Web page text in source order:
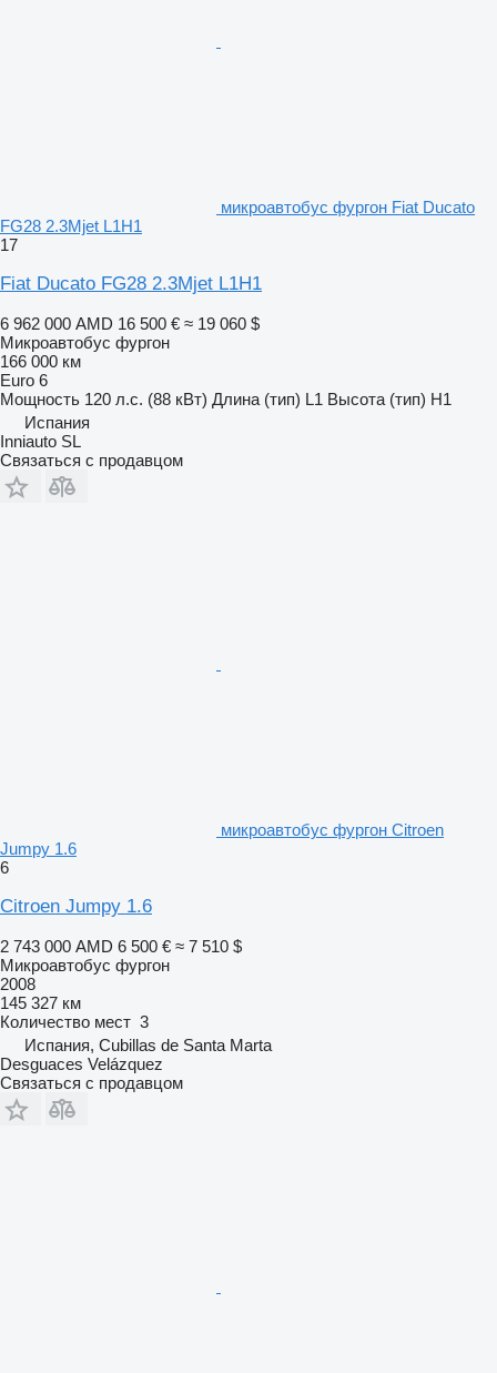
микроавтобус фургон Fiat Ducato
FG28 2.3Mjet L1H1
17
Fiat Ducato FG28 2.3Mjet L1H1
6 962 000 AMD 16 500 € ≈ 19 060 $
Микроавтобус фургон
166 000 км
Euro 6
Мощность 120 л.с. (88 кВт) Длина (тип) L1 Высота (тип) H1
Испания
Inniauto SL
Связаться с продавцом
микроавтобус фургон Citroen
Jumpy 1.6
6
Citroen Jumpy 1.6
2 743 000 AMD 6 500 € ≈ 7 510 $
Микроавтобус фургон
2008
145 327 км
Количество мест 3
Испания, Cubillas de Santa Marta
Desguaces Velázquez
Связаться с продавцом